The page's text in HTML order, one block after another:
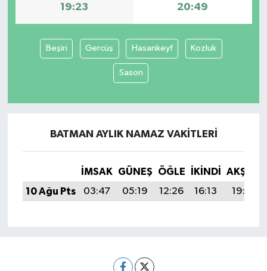
19:23 20:49
Beşiri Gercüş Hasankeyf Kozluk
Sason
BATMAN AYLIK NAMAZ VAKITLERI
İMSAK GÜNEŞ ÖĞLE İKINDI
AKŞAM
10 Ağu Pts
03:47 05:19 12:26 16:13 19:23